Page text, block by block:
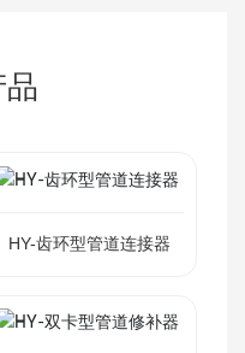
HY-齿环型管道连接器